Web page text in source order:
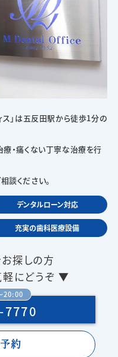
ス」は五反田駅から徒歩1分の
療・痛くない丁寧な治療を行
談ください。
デンタルローン対応
充実の歯科医療設備
探しの方
軽にどうぞ ▼
20:00
7770
約